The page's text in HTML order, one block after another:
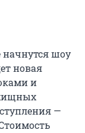
начнутся шоу
новая
и
—